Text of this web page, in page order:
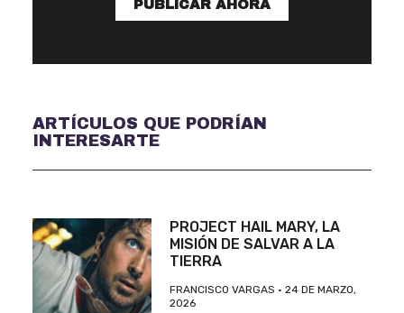
PUBLICAR AHORA
ARTÍCULOS QUE PODRÍAN
INTERESARTE
PROJECT HAIL MARY, LA
MISIÓN DE SALVAR A LA
TIERRA
FRANCISCO VARGAS
24 DE MARZO,
2026